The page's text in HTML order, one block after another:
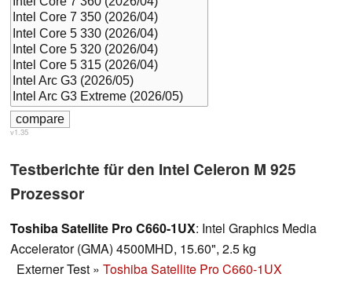
v1.35
Testberichte für den Intel Celeron M 925
Prozessor
Toshiba Satellite Pro C660-1UX: Intel Graphics Media
Accelerator (GMA) 4500MHD, 15.60", 2.5 kg
Externer Test » Toshiba Satellite Pro C660-1UX